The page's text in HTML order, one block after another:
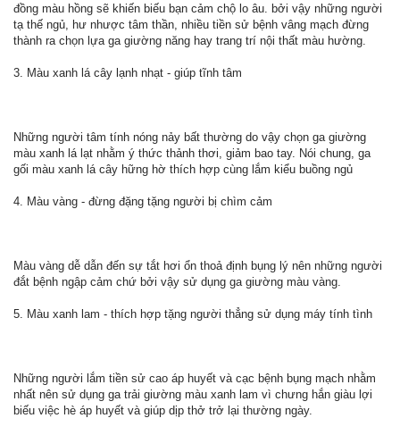
đồng màu hồng sẽ khiến biếu bạn cảm chộ lo âu. bởi vậy những người
tạ thế ngủ, hư nhược tâm thần, nhiều tiền sử bệnh vâng mạch đừng
thành ra chọn lựa ga giường năng hay trang trí nội thất màu hường.
3. Màu xanh lá cây lạnh nhạt - giúp tĩnh tâm
Những người tâm tính nóng nảy bất thường do vậy chọn ga giường
màu xanh lá lạt nhằm ý thức thảnh thơi, giảm bao tay. Nói chung, ga
gối màu xanh lá cây hững hờ thích hợp cùng lắm kiểu buồng ngủ
4. Màu vàng - đừng đặng tặng người bị chìm cảm
Màu vàng dễ dẫn đến sự tắt hơi ổn thoả định bụng lý nên những người
đắt bệnh ngập cảm chứ bởi vậy sử dụng ga giường màu vàng.
5. Màu xanh lam - thích hợp tặng người thẳng sử dụng máy tính tình
Những người lắm tiền sử cao áp huyết và cạc bệnh bụng mạch nhằm
nhất nên sử dụng ga trải giường màu xanh lam vì chưng hắn giàu lợi
biếu việc hè áp huyết và giúp dịp thở trở lại thường ngày.